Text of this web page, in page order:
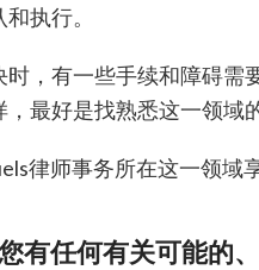
执行。
时，有一些手续和障碍需
最好是找熟悉这一领域
律师事务所在这一领
有任何有关可能的